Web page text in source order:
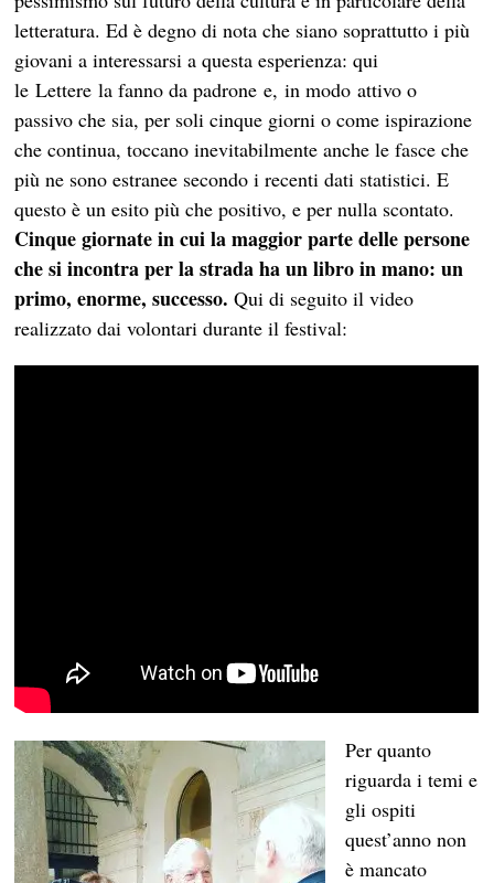
letteratura. Ed è degno di nota che siano soprattutto i più
giovani a interessarsi a questa esperienza: qui
le Lettere la fanno da padrone e, in modo attivo o
passivo che sia, per soli cinque giorni o come ispirazione
che continua, toccano inevitabilmente anche le fasce che
più ne sono estranee secondo i recenti dati statistici. E
questo è un esito più che positivo, e per nulla scontato.
Cinque giornate in cui la maggior parte delle persone
che si incontra per la strada ha un libro in mano: un
primo, enorme, successo. Qui di seguito il video
realizzato dai volontari durante il festival:
Per quanto
riguarda i temi e
gli ospiti
quest’anno non
è mancato